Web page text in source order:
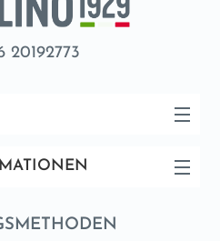
20192773